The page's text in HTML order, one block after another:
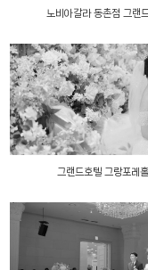
노비아갈라 동촌점 그랜
그랜드호텔 그랑포레홀